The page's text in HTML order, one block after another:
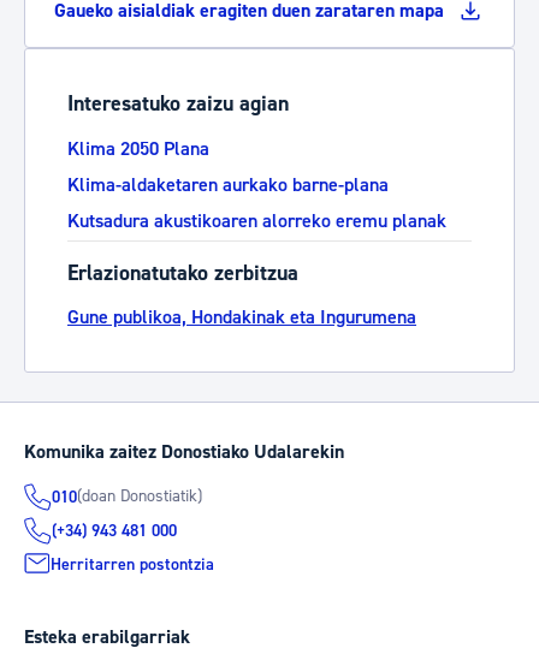
Gaueko aisialdiak eragiten duen zarataren mapa
Interesatuko zaizu agian
Klima 2050 Plana
Klima-aldaketaren aurkako barne-plana
Kutsadura akustikoaren alorreko eremu planak
Erlazionatutako zerbitzua
Gune publikoa, Hondakinak eta Ingurumena
Komunika zaitez Donostiako Udalarekin
010(doan Donostiatik)
(+34) 943 481 000
Herritarren postontzia
Esteka erabilgarriak